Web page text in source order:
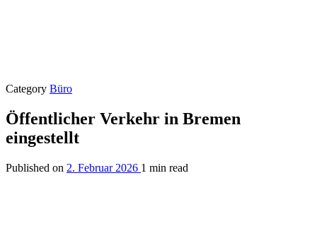
Category Büro
Öffentlicher Verkehr in Bremen
eingestellt
Published on 2. Februar 2026 1 min read